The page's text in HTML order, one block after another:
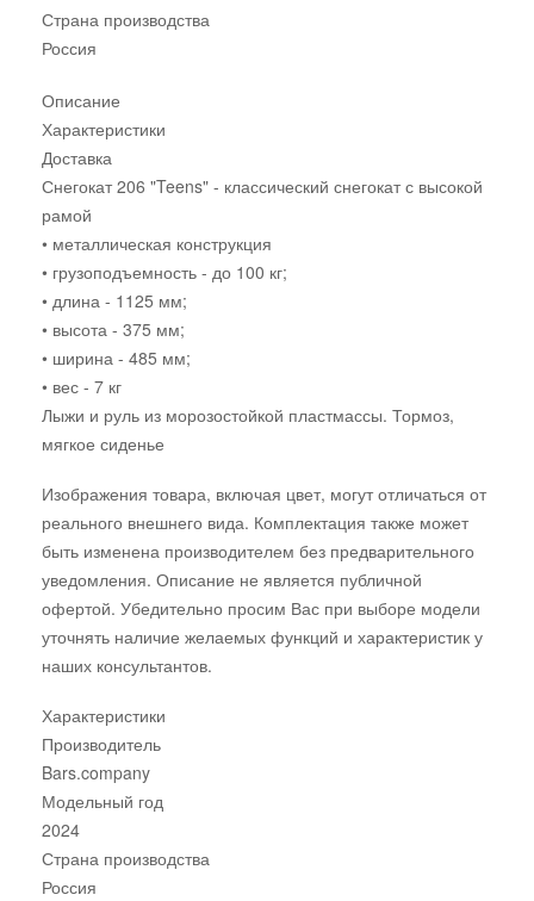
Страна производства
Россия
Описание
Характеристики
Доставка
Снегокат 206 "Teens" - классический снегокат с высокой
рамой
• металлическая конструкция
• грузоподъемность - до 100 кг;
• длина - 1125 мм;
• высота - 375 мм;
• ширина - 485 мм;
• вес - 7 кг
Лыжи и руль из морозостойкой пластмассы. Тормоз,
мягкое сиденье
Изображения товара, включая цвет, могут отличаться от
реального внешнего вида. Комплектация также может
быть изменена производителем без предварительного
уведомления. Описание не является публичной
офертой. Убедительно просим Вас при выборе модели
уточнять наличие желаемых функций и характеристик у
наших консультантов.
Характеристики
Производитель
Bars.company
Модельный год
2024
Страна производства
Россия